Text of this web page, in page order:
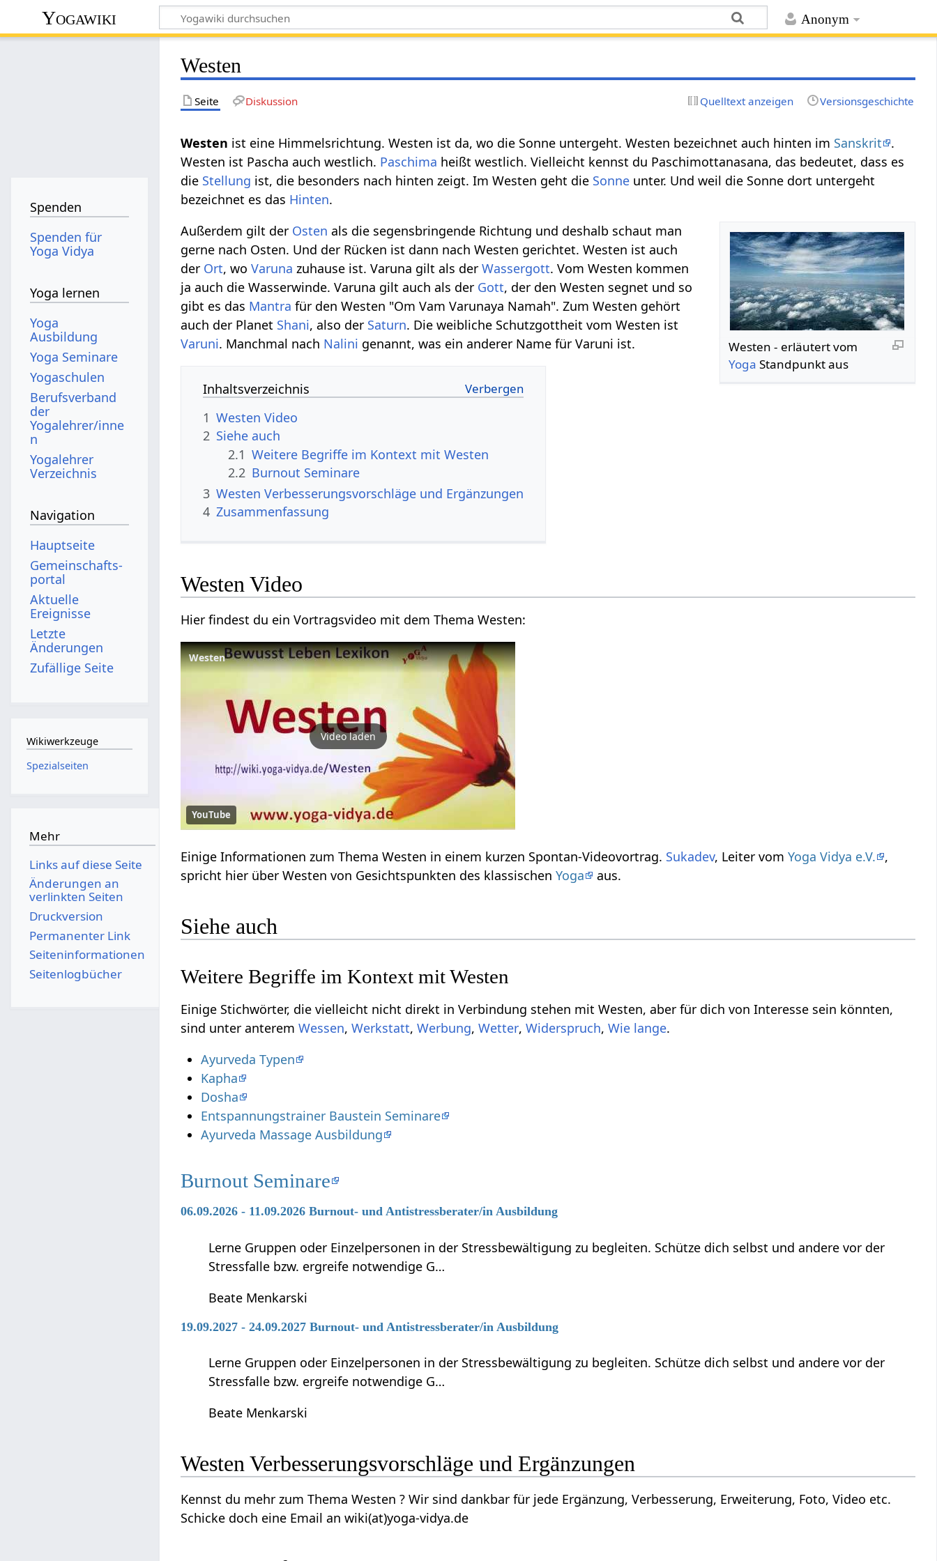
Anonym
Yogawiki
Westen
Seite Diskussion Quelltext anzeigen Versionsgeschichte
ist eine Himmelsrichtung. Westen ist da, wo die Sonne untergeht. Westen bezeichnet auch hinten im Sanskrit
.
Westen ist Pascha auch westlich. Paschima heißt westlich. Vielleicht kennst du Paschimottanasana, das bedeutet, dass es
die Stellung ist, die besonders nach hinten zeigt. Im Westen geht die Sonne unter. Und weil die Sonne dort untergeht
bezeichnet es das Hinten.
Westen‏‎ - erläutert vom
Yoga Standpunkt aus
Außerdem gilt der Osten als die segensbringende Richtung und deshalb schaut man
gerne nach Osten. Und der Rücken ist dann nach Westen gerichtet. Westen ist auch
der Ort, woVaruna zuhause ist. Varuna gilt als derWassergott. Vom Westen kommen
ja auch die Wasserwinde. Varuna gilt auch als der Gott, der den Westen segnet und so
gibt es das Mantra für den Westen "Om Vam Varunaya Namah". Zum Westen gehört
auch der Planet Shani, also der Saturn. Die weibliche Schutzgottheit vom Westen ist
Varuni. Manchmal nach Nalini genannt, was ein anderer Name für Varuni ist.
Inhaltsverzeichnis
1
Westen‏‎ Video
2 Siehe auch
2.1
2.2 Burnout Seminare
3
Westen‏‎ Verbesserungsvorschläge und Ergänzungen
4 Zusammenfassung
Westen‏‎ Video
Hier findest du ein Vortragsvideo mit dem Thema Westen‏‎:
Westen
Video laden
YouTube
Einige Informationen zum Thema Westen‏‎ in einem kurzen Spontan-Videovortrag. Sukadev, Leiter vomYoga Vidya e.V.
,
spricht hier über Westen‏‎ von Gesichtspunkten des klassischenYoga aus.
Siehe auch
Einige Stichwörter, die vielleicht nicht direkt in Verbindung stehen mit Westen‏‎, aber für dich von Interesse sein könnten,
sind unter anterem
, ,Werbung, , ,
.
Ayurveda Typen
Kapha
Dosha
Entspannungstrainer Baustein Seminare
Ayurveda Massage Ausbildung
Burnout Seminare
06.09.2026 - 11.09.2026 Burnout- und Antistressberater/in Ausbildung
Lerne Gruppen oder Einzelpersonen in der Stressbewältigung zu begleiten. Schütze dich selbst und andere vor der
Stressfalle bzw. ergreife notwendige G…
Beate Menkarski
19.09.2027 - 24.09.2027 Burnout- und Antistressberater/in Ausbildung
Lerne Gruppen oder Einzelpersonen in der Stressbewältigung zu begleiten. Schütze dich selbst und andere vor der
Stressfalle bzw. ergreife notwendige G…
Beate Menkarski
Westen‏‎ Verbesserungsvorschläge und Ergänzungen
Kennst du mehr zum Thema Westen‏‎ ? Wir sind dankbar für jede Ergänzung, Verbesserung, Erweiterung, Foto, Video etc.
Schicke doch eine Email an wiki(at)yoga-vidya.de
Spenden
Spenden für
Yoga Vidya
Yoga lernen
Yoga
Ausbildung
Yoga Seminare
Yogaschulen
Berufsverband
der
Yogalehrer/inne
n
Yogalehrer
Verzeichnis
Navigation
Hauptseite
Gemeinschafts­
portal
Aktuelle
Ereignisse
Letzte
Änderungen
Zufällige Seite
Wikiwerkzeuge
Spezialseiten
Mehr
Links auf diese Seite
Änderungen an
verlinkten Seiten
Druckversion
Permanenter Link
Seiten­­informationen
Seitenlogbücher